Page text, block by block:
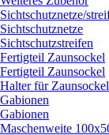
Sichtschutznetze/
Sichtschutznetze
Sichtschutzstreifen
Fertigteil Zaunsockel
Fertigteil Zaunsockel
Halter für Zaunsockel
Gabionen
Gabionen
Maschenweite